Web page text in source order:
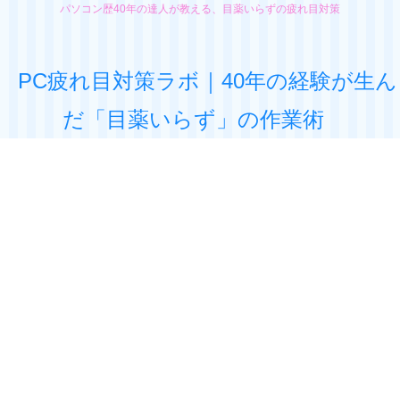
パソコン歴40年の達人が教える、目薬いらずの疲れ目対策
PC疲れ目対策ラボ｜40年の経験が生ん
だ「目薬いらず」の作業術